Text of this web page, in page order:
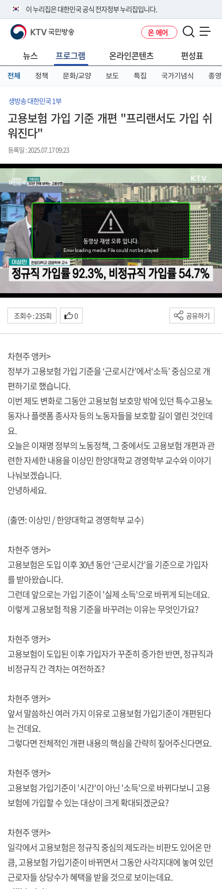
이 누리집은 대한민국 공식 전자정부 누리집입니다.
공식 누리집 주소 확인하기
니다.
이밖에 or.kr 또는 .kr등 다른 도메인 주소를 사용하고 있다면 아래 URL에
서 도메인 주소를 확인해 보세요
KTV 국민방송 온 에어
뉴스 프로그램 온라인콘텐츠 편성표
전체 정책 문화/교양 보도 특집 국가기념식 종영
생방송 대한민국 1부
고용보험 가입 기준 개편 "프리랜서도 가입 쉬
워진다"
등록일 : 2025.07.17 09:23
조회수 : 235회 0 공유하기
차현주 앵커>
정부가 고용보험 가입 기준을 ‘근로시간’에서‘소득’ 중심으로 개
편하기로 했습니다.
이번 제도 변화로 그동안 고용보험 보호망 밖에 있던 특수고용노
동자나 플랫폼 종사자 등의 노동자들을 보호할 길이 열린 것인데
요.
오늘은 이재명 정부의 노동정책, 그 중에서도 고용보험 개편과 관
련한 자세한 내용을 이상민 한양대학교 경영학부 교수와 이야기
나눠보겠습니다.
안녕하세요.
(출연: 이상민 / 한양대학교 경영학부 교수)
차현주 앵커>
고용보험은 도입 이후 30년 동안 '근로시간'을 기준으로 가입자
를 받아왔습니다.
그런데 앞으로는 가입 기준이 '실제 소득'으로 바뀌게 되는데요.
이렇게 고용보험 적용 기준을 바꾸려는 이유는 무엇인가요?
차현주 앵커>
고용보험이 도입된 이후 가입자가 꾸준히 증가한 반면, 정규직과
비정규직 간 격차는 여전하죠?
차현주 앵커>
앞서 말씀하신 여러 가지 이유로 고용보험 가입기준이 개편된다
는 건데요.
그렇다면 전체적인 개편 내용의 핵심을 간략히 짚어주신다면요.
차현주 앵커>
고용보험 가입기준이 '시간'이 아닌 '소득'으로 바뀌다보니 고용
보험에 가입할 수 있는 대상이 크게 확대되겠군요?
차현주 앵커>
일각에서 고용보험은 정규직 중심의 제도라는 비판도 있어온 만
큼, 고용보험 가입기준이 바뀌면서 그동안 사각지대에 놓여 있던
근로자들 상당수가 혜택을 받을 것으로 보이는데요.